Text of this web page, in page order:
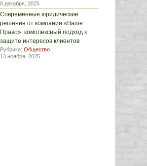
8 декабря, 2025
Современные юридические
решения от компании «Ваше
Право»: комплексный подход к
защите интересов клиентов
Рубрика: Общество
13 ноября, 2025